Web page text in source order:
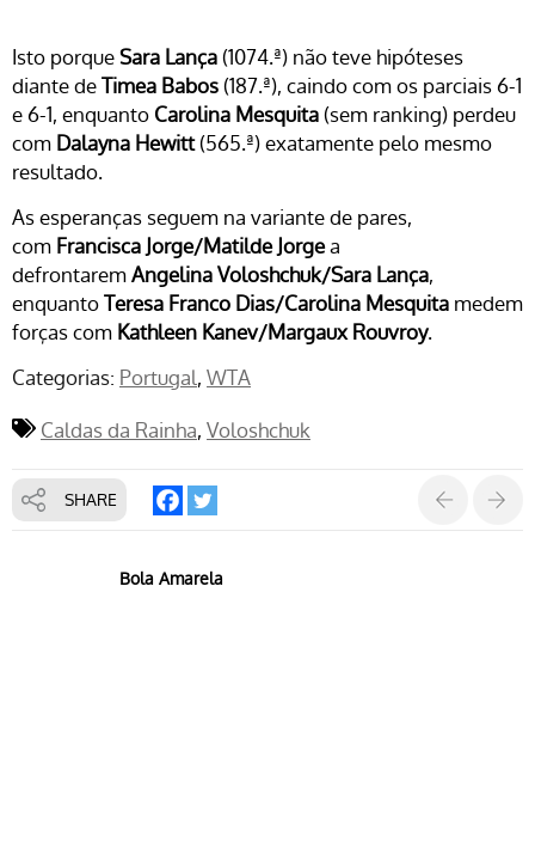
Isto porqueSara Lança(1074.ª) não teve hipóteses
diante deTimea Babos(187.ª), caindo com os parciais 6-1
e 6-1, enquanto Carolina Mesquita(sem ranking) perdeu
com Dalayna Hewitt(565.ª) exatamente pelo mesmo
resultado.
As esperanças seguem na variante de pares,
com Francisca Jorge/Matilde Jorgea
defrontaremAngelina Voloshchuk/Sara Lança,
enquantoTeresa Franco Dias/Carolina Mesquita medem
forças com Kathleen Kanev/Margaux Rouvroy.
Categorias: Portugal WTA
Caldas da Rainha Voloshchuk
SHARE
Bola Amarela